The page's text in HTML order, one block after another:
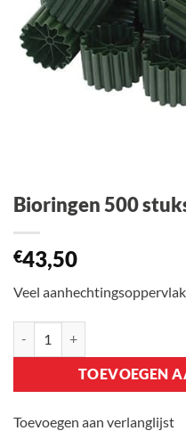
Bioringen 500
€43,50
Veel
TOEVOEGEN
Toevoegen aan verlanglijst